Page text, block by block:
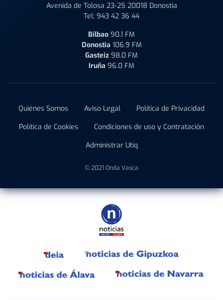
Avenida de Tolosa 23-25 20018 Donostia
Tel: 943 42 36 44
Bilbao 90.1 FM
Donostia 106.9 FM
Gasteiz 98.0 FM
Iruña 96.0 FM
Quiénes Somos Aviso Legal
Política de Privacidad
Política de Cookies
Condiciones de uso y Contratación
Administrar Utiq
© 2021 Onda Vasca